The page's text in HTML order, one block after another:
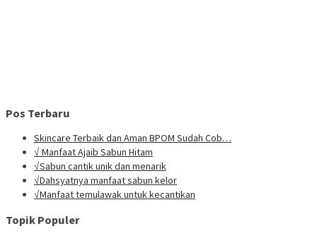
Pos Terbaru
Skincare Terbaik dan Aman BPOM Sudah Cob…
√ Manfaat Ajaib Sabun Hitam
√Sabun cantik unik dan menarik
√Dahsyatnya manfaat sabun kelor
√Manfaat temulawak untuk kecantikan
Topik Populer